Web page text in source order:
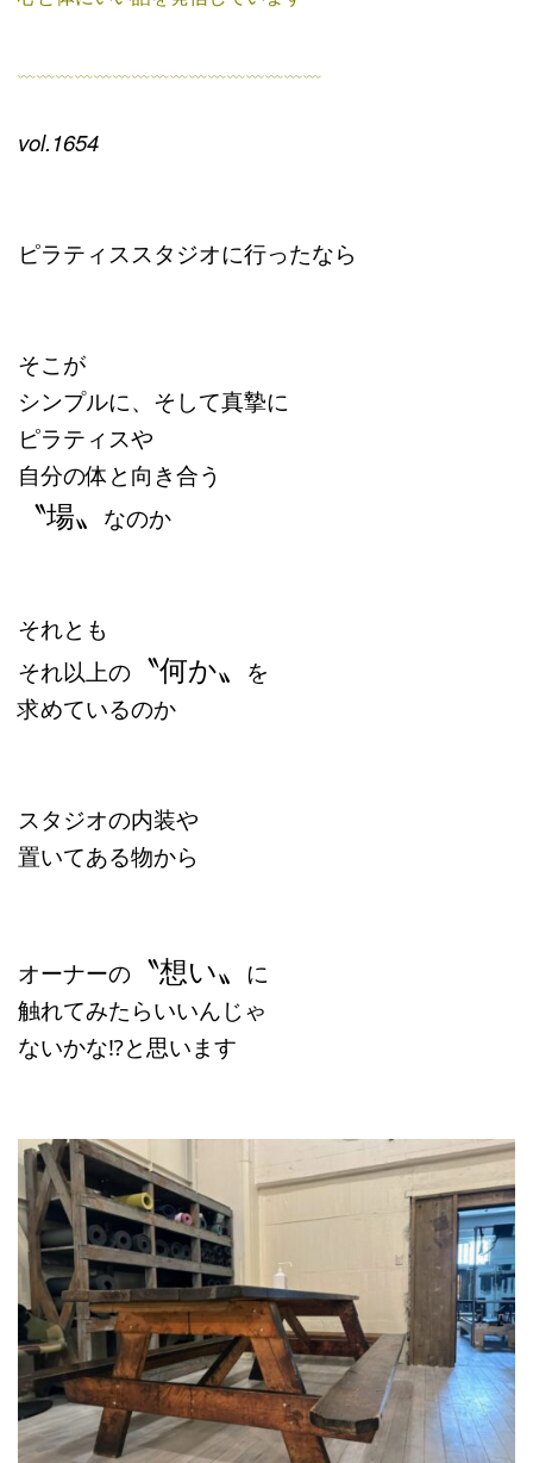
﹏﹏﹏﹏﹏﹏﹏﹏﹏﹏﹏﹏﹏﹏﹏﹏
vol.1654
ピラティススタジオに行ったなら
そこが
シンプルに、そして真摯に
ピラティスや
自分の体と向き合う
〝場〟 なのか
それとも
それ以上の 〝何か〟
を
求めているのか
スタジオの内装や
置いてある物から
オーナーの 〝想い〟
に
触れてみたらいいんじゃ
ないかな⁉と思います